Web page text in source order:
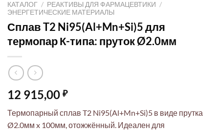
КАТАЛОГ / РЕАКТИВЫ ДЛЯ ФАРМАЦЕВТИКИ /
ЭНЕРГЕТИЧЕСКИЕ МАТЕРИАЛЫ
Сплав T2 Ni95(Al+Mn+Si)5 для
термопар К-типа: пруток Ø2.0мм
12 915,00 ₽
Термопарный сплав T2 Ni95(Al+Mn+Si)5 в виде прутка
Ø2.0мм x 100мм, отожжённый. Идеален для